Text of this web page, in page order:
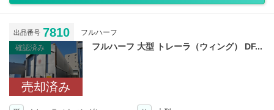
出品番号 7810
フルハーフ
確認済み
売却済み
フルハーフ 大型 トレーラ（ウィング） DF...